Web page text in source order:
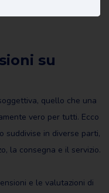
su
quello che una
vero per tutti. Ecco
suddivise in diverse parti,
la consegna e il servizio.
e le valutazioni di